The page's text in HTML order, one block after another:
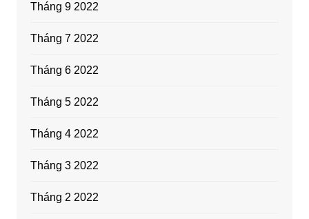
Tháng 9 2022
Tháng 7 2022
Tháng 6 2022
Tháng 5 2022
Tháng 4 2022
Tháng 3 2022
Tháng 2 2022